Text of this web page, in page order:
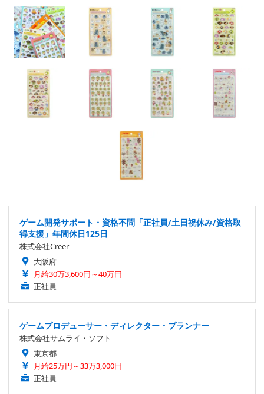
ゲーム開発サポート・資格不問「正社員/土日祝休み/資格取
得支援」年間休日125日
株式会社Creer
大阪府
月給30万3,600円～40万円
正社員
ゲームプロデューサー・ディレクター・プランナー
株式会社サムライ・ソフト
東京都
月給25万円～33万3,000円
正社員